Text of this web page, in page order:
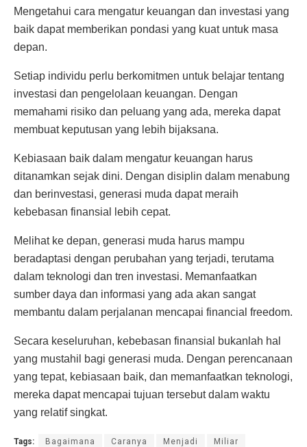
Mengetahui cara mengatur keuangan dan investasi yang
baik dapat memberikan pondasi yang kuat untuk masa
depan.
Setiap individu perlu berkomitmen untuk belajar tentang
investasi dan pengelolaan keuangan. Dengan
memahami risiko dan peluang yang ada, mereka dapat
membuat keputusan yang lebih bijaksana.
Kebiasaan baik dalam mengatur keuangan harus
ditanamkan sejak dini. Dengan disiplin dalam menabung
dan berinvestasi, generasi muda dapat meraih
kebebasan finansial lebih cepat.
Melihat ke depan, generasi muda harus mampu
beradaptasi dengan perubahan yang terjadi, terutama
dalam teknologi dan tren investasi. Memanfaatkan
sumber daya dan informasi yang ada akan sangat
membantu dalam perjalanan mencapai financial freedom.
Secara keseluruhan, kebebasan finansial bukanlah hal
yang mustahil bagi generasi muda. Dengan perencanaan
yang tepat, kebiasaan baik, dan memanfaatkan teknologi,
mereka dapat mencapai tujuan tersebut dalam waktu
yang relatif singkat.
Tags: Bagaimana Caranya Menjadi Miliar